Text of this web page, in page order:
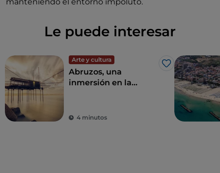
Le puede interesar
Arte y cultura
Me gusta
Abruzos, una
inmersión en la
4 minutos